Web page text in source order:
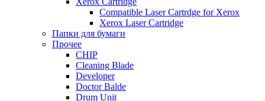
Compatible Laser Cartrdge for Xerox
Xerox Laser Cartridge
Папки для бумаги
Прочее
CHIP
Cleaning Blade
Developer
Doctor Balde
Drum Unit